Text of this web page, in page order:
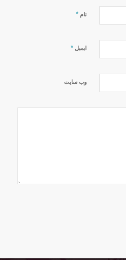
نام *
ایمیل *
وب‌ سایت